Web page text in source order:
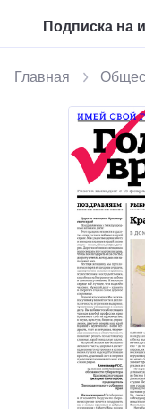
Подписка на
Главная